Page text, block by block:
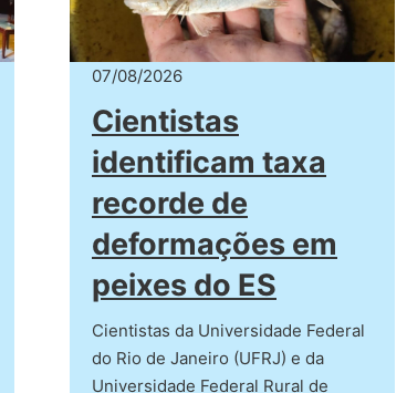
07/08/2026
Cientistas
identificam taxa
recorde de
deformações em
peixes do ES
Cientistas da Universidade Federal
do Rio de Janeiro (UFRJ) e da
Universidade Federal Rural de